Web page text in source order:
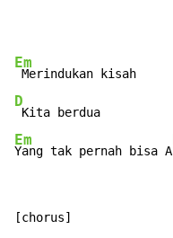
Em
D
Em
Yang tak pernah bisa A